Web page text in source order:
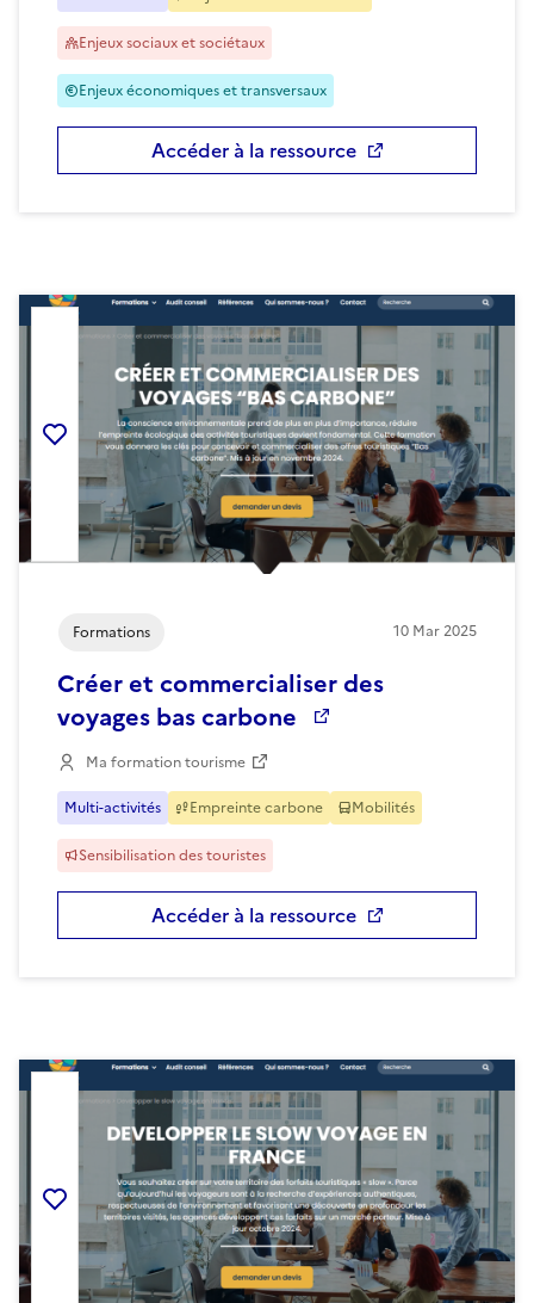
Enjeux sociaux et sociétaux
Enjeux économiques et transversaux
Accéder à la ressource
Formations 10 Mar2025
Créer et commercialiser des
voyages bas carbone
Ma formation tourisme
Multi-activités Empreinte carbone Mobilités
Sensibilisation des touristes
Accéder à la ressource
Ajouter la ressource aux favoris
Ajouter la ressource aux favoris